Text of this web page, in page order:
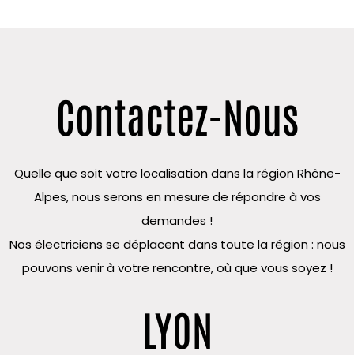
Contactez-Nous
Quelle que soit votre localisation dans la région Rhône-
Alpes, nous serons en mesure de répondre à vos
demandes !
Nos électriciens se déplacent dans toute la région : nous
pouvons venir à votre rencontre, où que vous soyez !
LYON